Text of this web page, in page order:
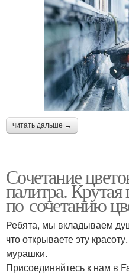
читать дальше →
Сочетание
палитра.
по сочетанию
Ребята, мы вкладываем
что открываете эту
мурашки.
Присоединяйтесь к нам в